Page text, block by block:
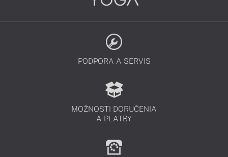
PODPORA A SERVIS
MOŽNOSTI DORUČENIA
A PLATBY